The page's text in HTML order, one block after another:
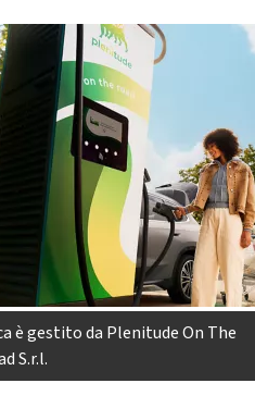
è gestito da Plenitude On The
S.r.l.